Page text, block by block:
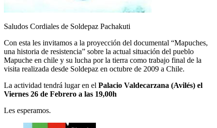
Saludos Cordiales de Soldepaz Pachakuti
Con esta les invitamos a la proyección del documental “Mapuches,
una historia de resistencia” sobre la actual situación del pueblo
Mapuche en chile y su lucha por la tierra como trabajo final de la
visita realizada desde Soldepaz en octubre de 2009 a Chile.
La actividad tendrá lugar en el Palacio Valdecarzana (Avilés) el
Viernes 26 de Febrero a las 19,00h
Les esperamos.